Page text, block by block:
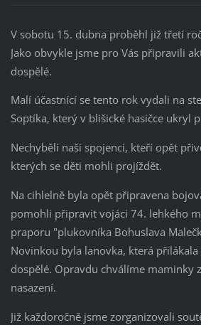
V sobotu 15. dubna proběhl již třetí
Jako obvykle jsme pro Vás připravili
dospělé.
Malí účastnící se tento rok vydali na
Soptíka, který v blišické hasičce ukryl
Nechyběli naši spojenci, kteří opět
kterých se děti mohli projíždět.
Na cihlelně byla opět připravena
pomohli připravit vojáci 74. lehkého
praporu "plukovníka Bohuslava
Novinkou byla lanovka, která přilákala
dospělé. Opravdu chválíme maminky
nasazení.
Již každoročně jsme zorganizovali